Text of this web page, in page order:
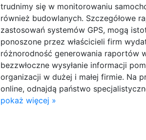
trudnimy się w monitorowaniu
również budowlanych. Szczegółowe
zastosowań systemów GPS, mogą
ponoszone przez właścicieli firm
różnorodność generowania raportów
bezzwłoczne wysyłanie informacji
organizacji w dużej i małej firmie. Na
online, odnajdą państwo
pokaż więcej »